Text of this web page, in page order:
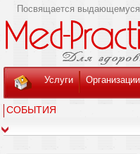
Посвящается выдающемуся
Услуги Организации
СОБЫТИЯ